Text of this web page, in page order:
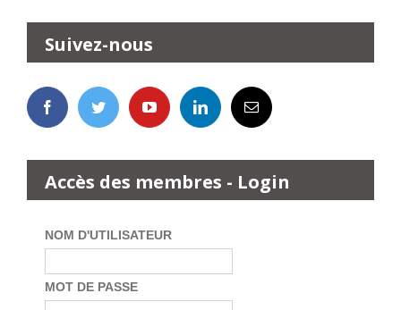
Suivez-nous
Accès des membres - Login
NOM D'UTILISATEUR
MOT DE PASSE